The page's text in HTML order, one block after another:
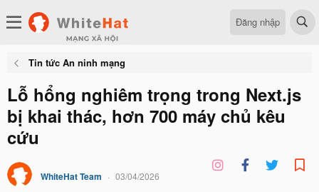
Đăng nhập
Tin tức An ninh mạng
Lỗ hổng nghiêm trọng trong Next.js
bị khai thác, hơn 700 máy chủ kêu
cứu
WhiteHat Team 03/04/2026